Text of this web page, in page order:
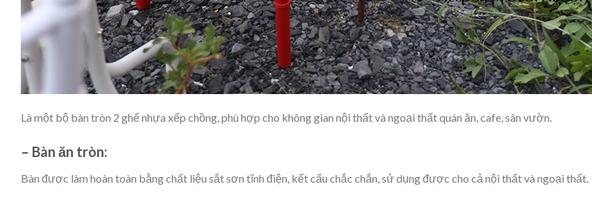
Là một bộ bàn tròn 2 ghế nhựa xếp chồng, phù hợp cho không gian nội thất và ngoại thất quán ăn, cafe, sân vườn.
– Bàn ăn tròn:
Bàn được làm hoàn toàn bằng chất liệu sắt sơn tĩnh điện, kết cấu chắc chắn, sử dụng được cho cả nội thất và ngoại thất.